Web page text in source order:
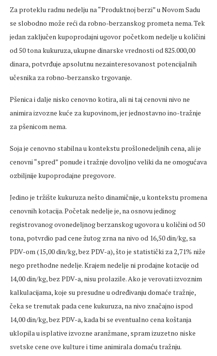
Za proteklu radnu nedelju na “Produktnoj berzi” u Novom Sadu
se slobodno može reći da robno-berzanskog prometa nema. Tek
jedan zaključen kupoprodajni ugovor početkom nedelje u količini
od 50 tona kukuruza, ukupne dinarske vrednosti od 825.000,00
dinara, potvrđuje apsolutnu nezainteresovanost potencijalnih
učesnika za robno-berzansko trgovanje.
Pšenica i dalje nisko cenovno kotira, ali ni taj cenovni nivo ne
animira izvozne kuće za kupovinom, jer jednostavno ino-tražnje
za pšenicom nema.
Soja je cenovno stabilna u kontekstu prošlonedeljnih cena, ali je
cenovni “spred” ponude i tražnje dovoljno veliki da ne omogućava
ozbiljnije kupoprodajne pregovore.
Jedino je tržište kukuruza nešto dinamičnije, u kontekstu promena
cenovnih kotacija. Početak nedelje je, na osnovu jedinog
registrovanog ovonedeljnog berzanskog ugovora u količini od 50
tona, potvrdio pad cene žutog zrna na nivo od 16,50 din/kg, sa
PDV-om (15,00 din/kg, bez PDV-a), što je statistički za 2,71% niže
nego prethodne nedelje. Krajem nedelje ni prodajne kotacije od
14,00 din/kg, bez PDV-a, nisu prolazile. Ako je verovati izvoznim
kalkulacijama, koje su presudne u određivanju domaće tražnje,
čeka se trenutak pada cene kukuruza, na nivo značajno ispod
14,00 din/kg, bez PDV-a, kada bi se eventualno cena koštanja
uklopila u isplative izvozne aranžmane, spram izuzetno niske
svetske cene ove kulture i time animirala domaću tražnju.